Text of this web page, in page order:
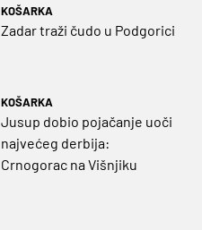
KOŠARKA
Zadar traži čudo u Podgorici
KOŠARKA
Jusup dobio pojačanje uoči
najvećeg derbija:
Crnogorac na Višnjiku